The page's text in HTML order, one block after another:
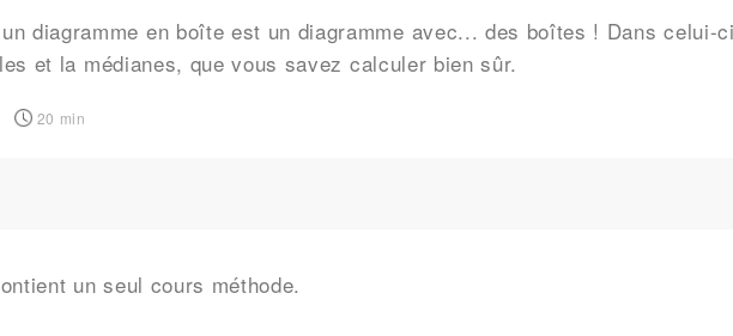
diagramme en boîte est un diagramme avec... des boîtes ! Dans celui-
et la médianes, que vous savez calculer bien sûr.
20 min
un seul cours méthode.